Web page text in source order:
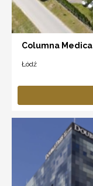
Columna Medica
Łódź